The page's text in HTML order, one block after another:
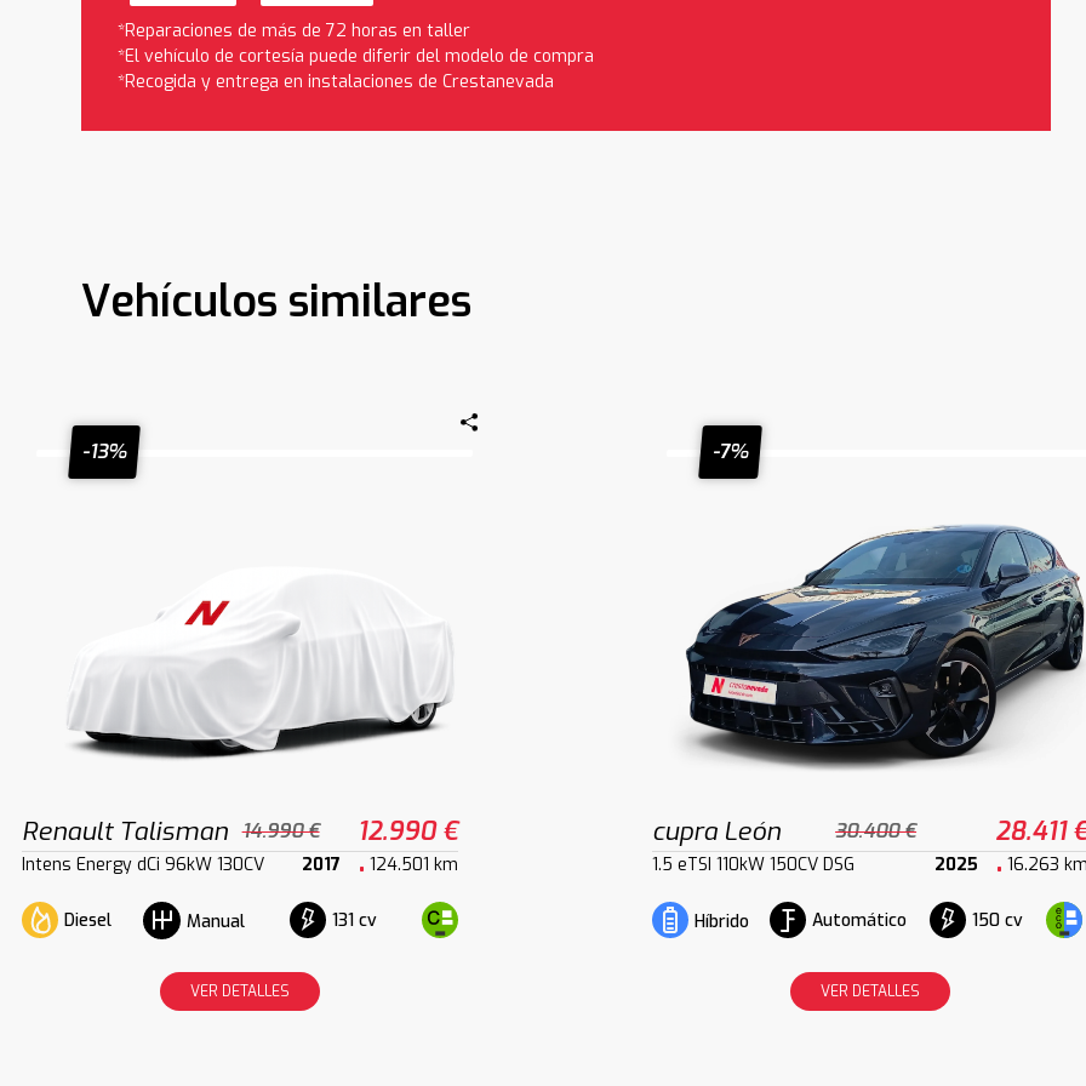
*Reparaciones de más de 72 horas en taller
*El vehículo de cortesía puede diferir del modelo de compra
*Recogida y entrega en instalaciones de Crestanevada
Vehículos similares
-13%
Renault Talisman 14.990 € 12.990 €
Intens Energy dCi 96kW 130CV 2017 124.501 km
Diesel Manual 131 cv
VER DETALLES
-7%
cupra León 30.400 € 28.411
1.5 eTSI 110kW 150CV DSG 2025 16.263
Híbrido Automático 150 cv
VER DETALLES